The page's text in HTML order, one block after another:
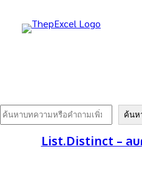
Search ค้นห
List.Distinct – ลบ